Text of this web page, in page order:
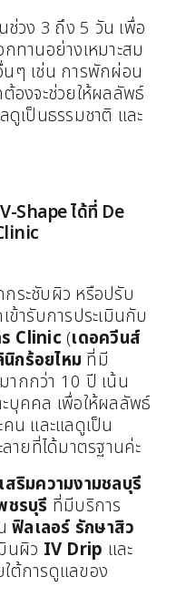
ช่วง 3 ถึง 5 วัน เพื่อ
ทานอย่างเหมาะสม
ๆ เช่น การพักผ่อน
องจะช่วยให้ผลลัพธ์
เป็นธรรมชาติ และ
Shape ได้ที่ De
ระชับผิว หรือปรับ
ข้ารับการประเมินกับ
Clinic (เดอควีนส์
กร้อยไหม ที่มี
กกว่า 10 ปี เน้น
บุคคล เพื่อให้ผลลัพธ์
น และแลดูเป็น
ายที่ได้มาตรฐานค่ะ
สริมความงามชลบุรี
ชรบุรี ที่มีบริการ
ฟิลเลอร์ รักษาสิว
นผิว IV Drip และ
ต้การดูแลของ